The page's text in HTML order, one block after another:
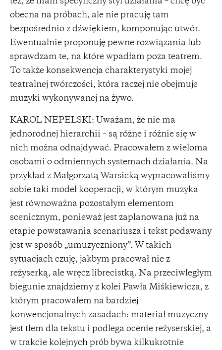
obecna na próbach, ale nie pracuję tam
bezpośrednio z dźwiękiem, komponując utwór.
Ewentualnie proponuję pewne rozwiązania lub
sprawdzam te, na które wpadłam poza teatrem.
To także konsekwencja charakterystyki mojej
teatralnej twórczości, która raczej nie obejmuje
muzyki wykonywanej na żywo.
KAROL NEPELSKI: Uważam, że nie ma
jednorodnej hierarchii – są różne i różnie się w
nich można odnajdywać. Pracowałem z wieloma
osobami o odmiennych systemach działania. Na
przykład z Małgorzatą Warsicką wypracowaliśmy
sobie taki model kooperacji, w którym muzyka
jest równoważna pozostałym elementom
scenicznym, ponieważ jest zaplanowana już na
etapie powstawania scenariusza i tekst podawany
jest w sposób „umuzyczniony”. W takich
sytuacjach czuję, jakbym pracował nie z
reżyserką, ale wręcz librecistką. Na przeciwległym
biegunie znajdziemy z kolei Pawła Miśkiewicza, z
którym pracowałem na bardziej
konwencjonalnych zasadach: materiał muzyczny
jest tłem dla tekstu i podlega ocenie reżyserskiej, a
w trakcie kolejnych prób bywa kilkukrotnie